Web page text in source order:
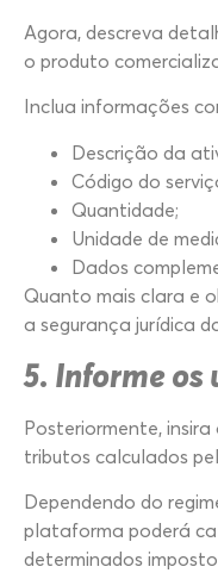
Agora, descreva
o produto
Inclua informações
Descrição da
Código do
Quantidade;
Unidade de
Dados
Quanto mais clara e
a segurança jurídica
5. Informe
Posteriormente,
tributos calculados
Dependendo do
plataforma poderá
determinados